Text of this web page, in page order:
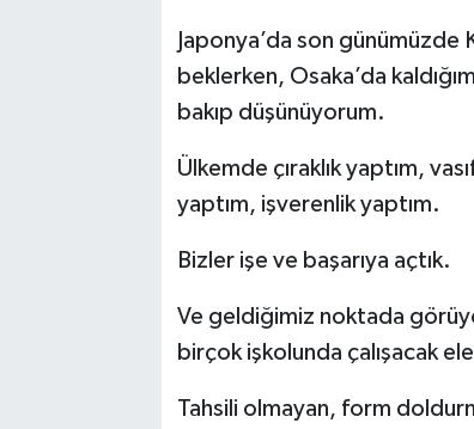
Japonya’da son günümüzde
beklerken, Osaka’da
bakıp düşünüyorum.
Ülkemde çıraklık yaptım,
yaptım, işverenlik yaptım.
Bizler işe ve başarıya açtık.
Ve geldiğimiz noktada
birçok işkolunda çalışacak
Tahsili olmayan, form